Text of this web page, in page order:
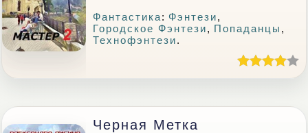
Фантастика: Фэнтези,
Городское Фэнтези, Попаданцы ,
Технофэнтези.
Черная Метка